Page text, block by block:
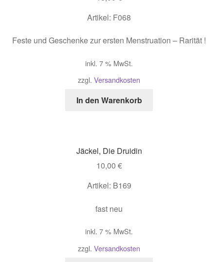
Artikel: F068
Feste und Geschenke zur ersten Menstruation – Rarität !
inkl. 7 % MwSt.
zzgl. Versandkosten
In den Warenkorb
Jäckel, Die Druidin
10,00 €
Artikel: B169
fast neu
inkl. 7 % MwSt.
zzgl. Versandkosten